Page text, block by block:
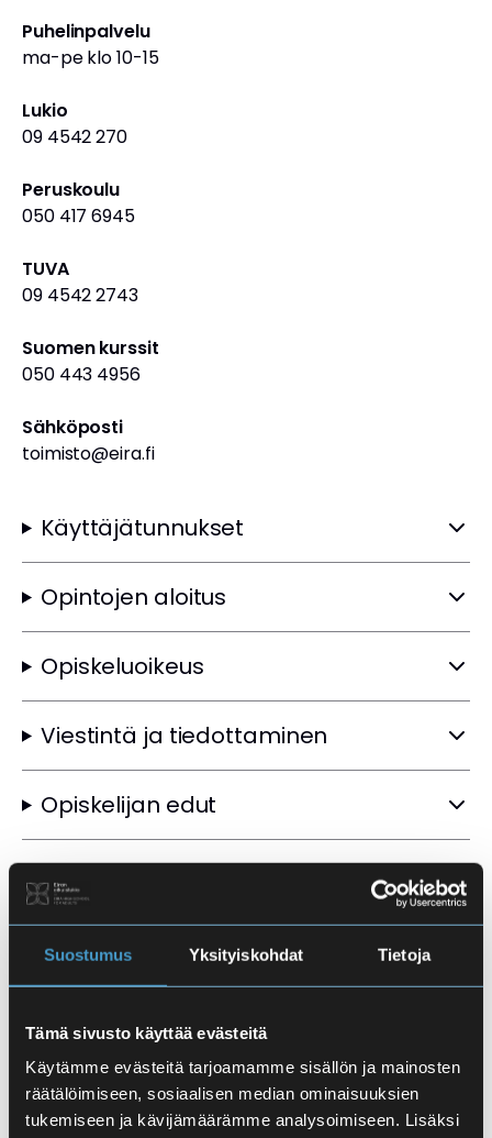
Suostumus Yksityiskohdat Tietoja
Tämä sivusto käyttää evästeitä
Käytämme evästeitä tarjoamamme sisällön ja mainosten
räätälöimiseen, sosiaalisen median ominaisuuksien
tukemiseen ja kävijämäärämme analysoimiseen. Lisäksi
Puhelinpalvelu
ma-pe klo 10-15
Lukio
09 4542 270
Peruskoulu
050 417 6945
TUVA
09 4542 2743
Suomen kurssit
050 443 4956
Sähköposti
toimisto@eira.fi
Käyttäjätunnukset
Opintojen aloitus
Opiskeluoikeus
Viestintä ja tiedottaminen
Opiskelijan edut
Opiskelijatodistukset ja
opintosuoritusotteet
Valmistuminen ja todistukset
Todistuskopiot